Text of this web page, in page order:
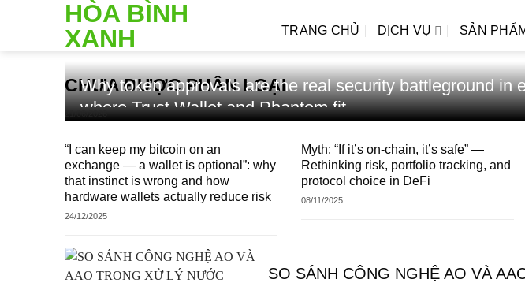
HÒA BÌNH
XANH
TRANG CHỦ DỊCH VỤ SẢN
CHƯA ĐƯỢC PHÂN LOẠI
Why token approvals are the real security battleground
where Trust Wallet and Phantom fit
“I can keep my bitcoin on an
exchange — a wallet is optional”: why
that instinct is wrong and how
hardware wallets actually reduce risk
24/12/2025
Myth: “If it’s on-chain, it’s safe” —
Rethinking risk, portfolio tracking, and
protocol choice in DeFi
08/11/2025
SO SÁNH CÔNG NGHỆ AO VÀ